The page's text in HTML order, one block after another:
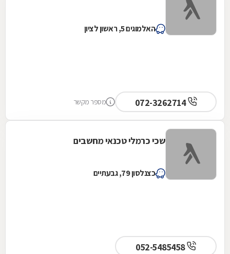
האלמוגים 5, ראשון לציון
072-3262714 מספר מקשר
שכי כרמלי טכנאי מחשבים
כצנלסון 79, גבעתיים
052-5485458